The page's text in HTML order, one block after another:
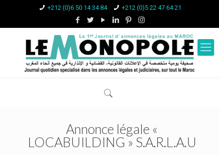
+212 (0)6 50 14 34 84 +212 (0)5 22 47 64 21
Annonce légale «
LOCABUILDING » S.A.R.L.A.U